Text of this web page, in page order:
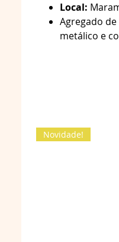
Local:
Agregado
metálico e
Novidade!